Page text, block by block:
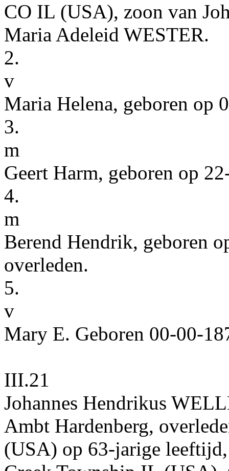
CO IL (USA), zoon van
Maria Adeleid WESTER.
2.
v
Maria Helena, geboren op
3.
m
Geert Harm, geboren op
4.
m
Berend Hendrik, geboren
overleden.
5.
v
Mary E. Geboren
III.21
Johannes Hendrikus
Ambt Hardenberg,
(USA) op 63-jarige